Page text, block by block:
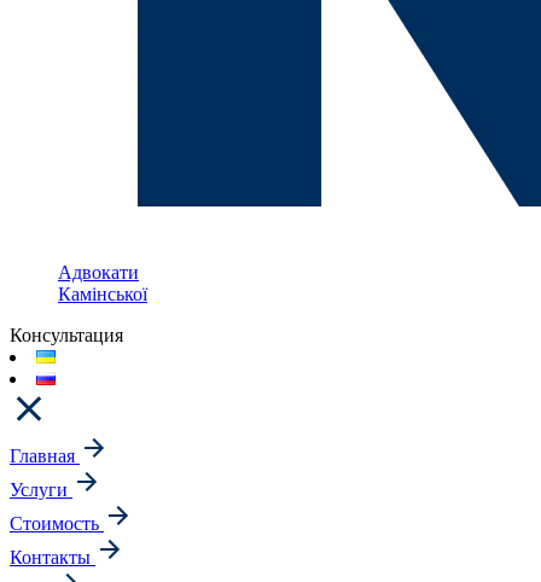
Адвокати
Камінської
Консультация
Главная
Услуги
Стоимость
Контакты